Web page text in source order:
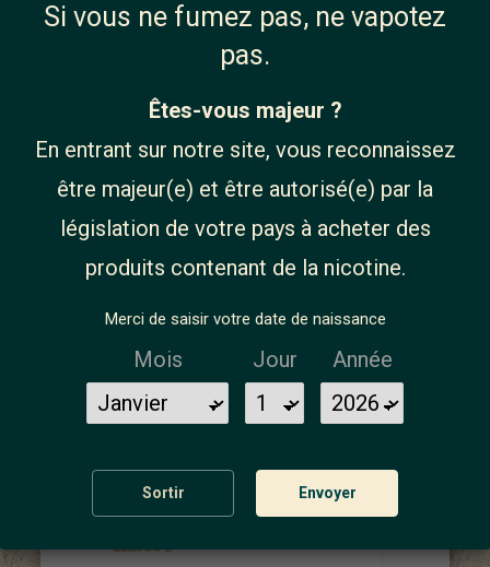
Produit disponible avec des options différentes
Voopoo
Si vous ne fumez pas, ne vapotez
pas.
Êtes-vous majeur ?
En entrant sur notre site, vous reconnaissez
être majeur(e) et être autorisé(e) par la
législation de votre pays à acheter des
produits contenant de la nicotine.
Merci de saisir votre date de naissance
Mois Jour Année
Sortir Envoyer